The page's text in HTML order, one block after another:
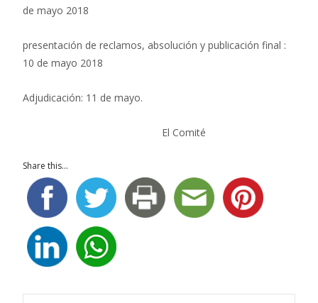
de mayo 2018
presentación de reclamos, absolución y publicación final :
10 de mayo 2018
Adjudicación: 11 de mayo.
El Comité
Share this...